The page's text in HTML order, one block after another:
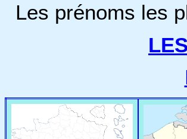
Les prénoms les